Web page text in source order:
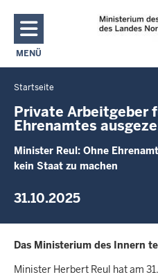
Direkt
MENÜ
NAVIGATION AKTIVIEREN/
Sie
befinden
sich
Startseite
Private Arbeitgeber
Ehrenamtes
Minister Reul: Ohne
kein Staat zu machen
31.10.2025
Das Ministerium des Innern
Minister Herbert Reul hat am